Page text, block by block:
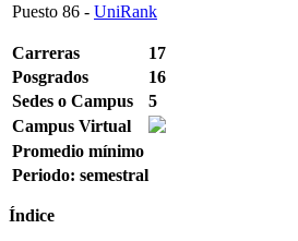
Puesto 86 - UniRank
Carreras
17
Posgrados
16
Sedes o Campus
5
Campus Virtual
Promedio mínimo
Periodo: semestral
Índice